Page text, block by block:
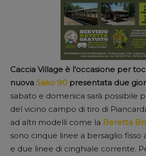
Caccia Village è l’occasione per
nuova Sako 90 presentata due
sabato e domenica sarà possibile
del vicino campo di tiro di
ad altri modelli come la Beretta
sono cinque linee a bersaglio fisso
e due linee di cinghiale corrente.